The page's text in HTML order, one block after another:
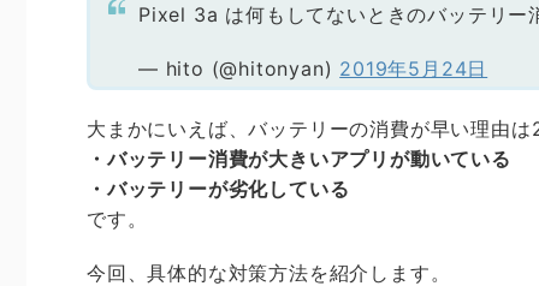
Pixel 3a は何もしてないときのバッテリー
— hito (@hitonyan) 2019年5月24日
大まかにいえば、バッテリーの消費が早い理由は2
・バッテリー消費が大きいアプリが動いている
・バッテリーが劣化している
です。
今回、具体的な対策方法を紹介します。